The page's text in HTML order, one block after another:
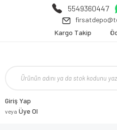
5549360447
Kargo Takip
Giriş Yap
veya Üye Ol